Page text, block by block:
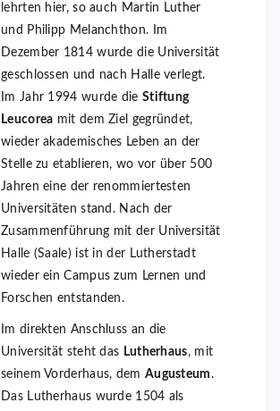
lehrten hier, so auch Martin Luther
und Philipp Melanchthon. Im
Dezember 1814 wurde die Universität
geschlossen und nach Halle verlegt.
Im Jahr 1994 wurde die Stiftung
Leucorea mit dem Ziel gegründet,
wieder akademisches Leben an der
Stelle zu etablieren, wo vor über 500
Jahren eine der renommiertesten
Universitäten stand. Nach der
Zusammenführung mit der Universität
Halle (Saale) ist in der Lutherstadt
wieder ein Campus zum Lernen und
Forschen entstanden.
Im direkten Anschluss an die
Universität steht das Lutherhaus, mit
seinem Vorderhaus, dem Augusteum .
Das Lutherhaus wurde 1504 als